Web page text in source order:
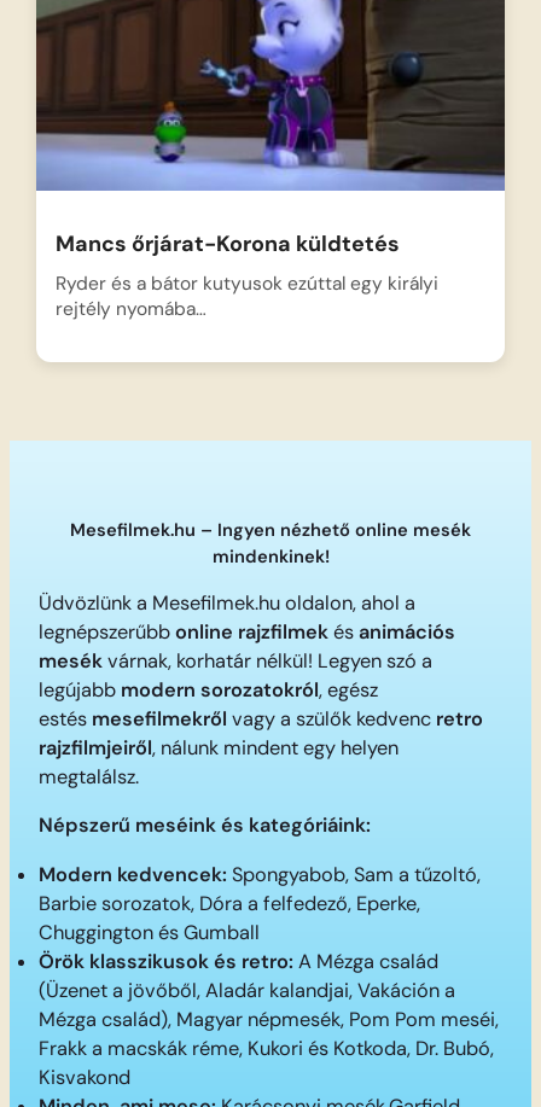
Mancs őrjárat-Korona küldtetés
Ryder és a bátor kutyusok ezúttal egy királyi
rejtély nyomába…
Mesefilmek.hu – Ingyen nézhető online mesék
mindenkinek!
Üdvözlünk a Mesefilmek.hu oldalon, ahol a
legnépszerűbbonline rajzfilmekésanimációs
mesékvárnak, korhatár nélkül! Legyen szó a
legújabb modern sorozatokról, egész
estés mesefilmekről vagy a szülők kedvenc retro
rajzfilmjeiről, nálunk mindent egy helyen
megtalálsz.
Népszerű meséink és kategóriáink:
Modern kedvencek: Spongyabob, Sam a tűzoltó,
Barbie sorozatok, Dóra a felfedező, Eperke,
Chuggington és Gumball
Örök klasszikusok és retro: A Mézga család
(Üzenet a jövőből, Aladár kalandjai, Vakáción a
Mézga család), Magyar népmesék, Pom Pom meséi,
Frakk a macskák réme, Kukori és Kotkoda, Dr. Bubó,
Kisvakond